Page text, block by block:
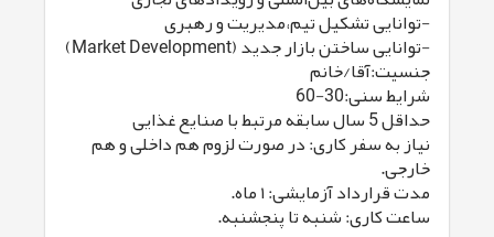
-توانایی تشکیل تیم،مدیریت و رهبری
-توانایی ساختن بازار جدید (Market Development)
جنسیت:آقا/خانم
شرایط سنی:30-60
حداقل 5 سال سابقه مرتبط با صنایع غذایی
نیاز به سفر کاری: در صورت لزوم هم داخلی و هم
خارجی.
مدت قرارداد آزمایشی: ۱ ماه.
ساعت کاری: شنبه تا پنجشنبه.